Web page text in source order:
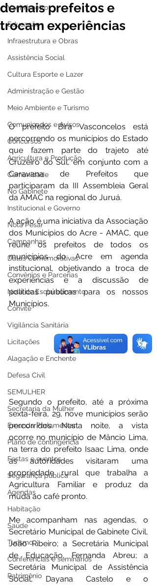
Vacinômetro
Educação
Infraestrutura e Obras
Assistência Social
Cultura Esporte e Lazer
Administração e Gestão
Meio Ambiente e Turismo
Comunicados e Avisos
Concursos
Agricultura e Produção
Comunidade
No Gabinete
Institucional e Governo
Nota Pesar
Campanhas
Datas Comemorativas
Convênios e Parcerias
Nota de Esclarecimento
Convite
Vigilância Sanitária
Licitações
Alagação e Enchente
Defesa Civil
SEMULHER
Secretaria da Mulher
Emenda Parlamentar
Plano de contingência
Festas e eventos
Segurança pública
Agendas
Habitação
Saúde
Turismo
Conferências e seminários
Patrimônio
demais prefeitos e
trocam experiências
O prefeito Bira Vasconcelos está
percorrendo os municípios do Estado
que fazem parte do trajeto até
Cruzeiro do Sul, em conjunto com a
Caravana de Prefeitos que
participaram da III Assembleia Geral
da AMAC na regional do Juruá.
A ação é uma iniciativa da Associação
dos Municípios do Acre - AMAC, que
reúne os prefeitos de todos os
municípios do Acre em agenda
institucional, objetivando a troca de
experiências e a discussão de
políticas públicas para os nossos
Municípios.
Segundo o prefeito, até a próxima
sexta-feira, 29, nove municípios serão
percorridos. Nesta noite, a vista
ocorre no município de Mâncio Lima,
na terra do prefeito Isaac Lima, onde
as autoridades visitaram uma
propriedade rural que trabalha a
Agricultura Familiar e produz da
muda ao café pronto.
Me acompanham nas agendas, o
Secretário Municipal de Gabinete Civil,
João Ribeiro; a Secretária Municipal
de Educação, Fernanda Abreu; a
Secretária Municipal de Assistência
Social, Dayana Castelo e o